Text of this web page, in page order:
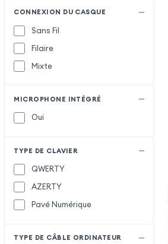
CONNEXION DU CASQUE
Sans Fil
Filaire
Mixte
MICROPHONE INTÉGRÉ
Oui
TYPE DE CLAVIER
QWERTY
AZERTY
Pavé Numérique
TYPE DE CÂBLE ORDINATEUR